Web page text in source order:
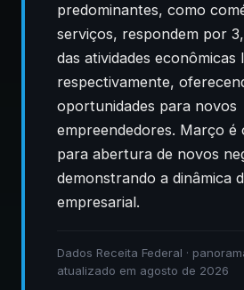
predominantes, como
serviços, respondem por
das atividades econômicas
respectivamente,
oportunidades para novos
empreendedores. Março é
para abertura de novos
demonstrando a dinâmica
empresarial.
Dados Receita Federal ·
atualizado em agosto de 2026